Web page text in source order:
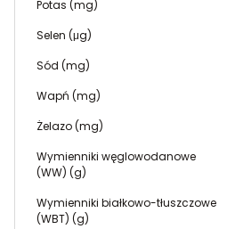
Potas (mg)
Selen (μg)
Sód (mg)
Wapń (mg)
Żelazo (mg)
Wymienniki węglowodanowe
(WW) (g)
Wymienniki białkowo-tłuszczowe
(WBT) (g)